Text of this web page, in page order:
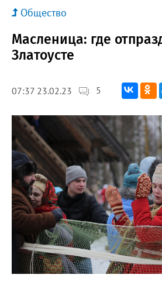
Общество
Масленица: где
Златоусте
07:37 23.02.23 5